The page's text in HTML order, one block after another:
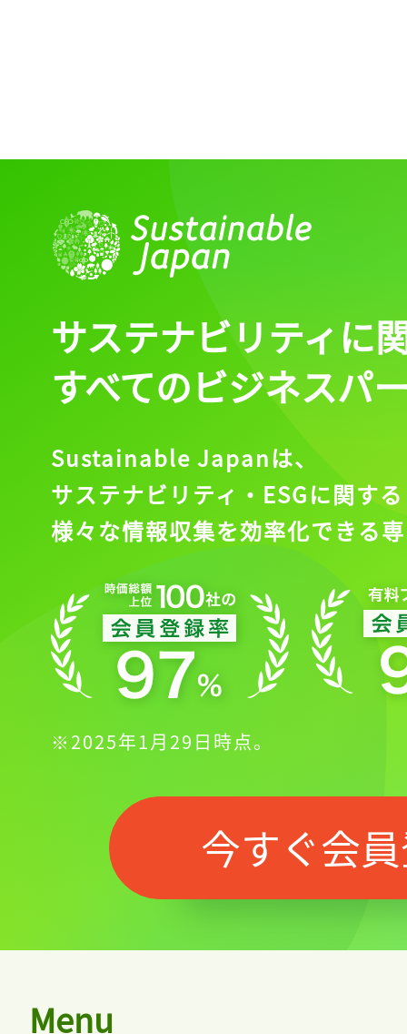
サステナビリティに
すべてのビジネスパ
Sustainable Japanは、
サステナビリティ・ESGに関する
様々な情報収集を効率化できる
※2025年1月29日時点。
今すぐ会
Menu